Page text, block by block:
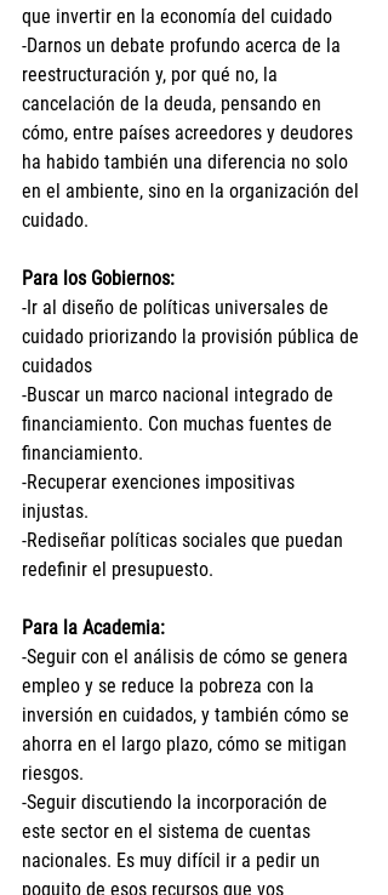
que invertir en la economía del cuidado
-Darnos un debate profundo acerca de la
reestructuración y, por qué no, la
cancelación de la deuda, pensando en
cómo, entre países acreedores y deudores
ha habido también una diferencia no solo
en el ambiente, sino en la organización del
cuidado.
Para los Gobiernos:
-Ir al diseño de políticas universales de
cuidado priorizando la provisión pública de
cuidados
-Buscar un marco nacional integrado de
financiamiento. Con muchas fuentes de
financiamiento.
-Recuperar exenciones impositivas
injustas.
-Rediseñar políticas sociales que puedan
redefinir el presupuesto.
Para la Academia:
-Seguir con el análisis de cómo se genera
empleo y se reduce la pobreza con la
inversión en cuidados, y también cómo se
ahorra en el largo plazo, cómo se mitigan
riesgos.
-Seguir discutiendo la incorporación de
este sector en el sistema de cuentas
nacionales. Es muy difícil ir a pedir un
poquito de esos recursos que vos